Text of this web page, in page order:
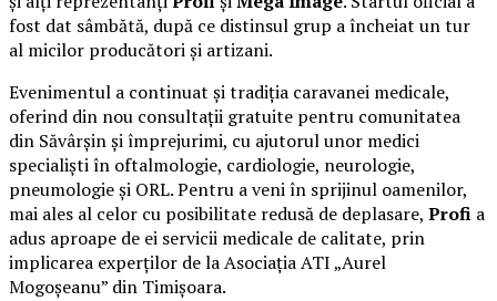
fost dat sâmbătă, după ce distinsul grup a încheiat un tur
al micilor producători și artizani.
Evenimentul a continuat și tradiția caravanei medicale,
oferind din nou consultații gratuite pentru comunitatea
din Săvârșin și împrejurimi, cu ajutorul unor medici
specialiști în oftalmologie, cardiologie, neurologie,
pneumologie și ORL. Pentru a veni în sprijinul oamenilor,
mai ales al celor cu posibilitate redusă de deplasare, Profi a
adus aproape de ei servicii medicale de calitate, prin
implicarea experților de la Asociația ATI „Aurel
Mogoșeanu” din Timișoara.